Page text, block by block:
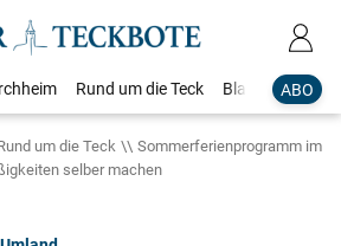
ABO
Rund um die Teck Blaulicht
um die Teck
Sommerferienprogramm im
selber machen